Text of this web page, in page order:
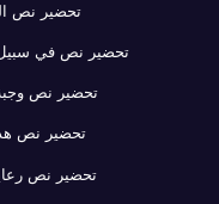
تحضير نص
تحضير نص في سبيل
تحضير نص وجبة
تحضير نص
تحضير نص